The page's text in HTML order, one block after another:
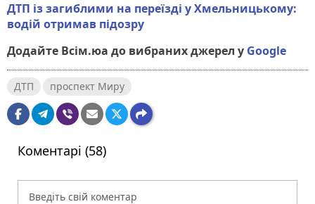
ДТП із загиблими на переїзді у Хмельницькому:
водій отримав підозру
Додайте Всім.юа до вибраних джерел у Google
ДТП проспект Миру
Коментарі (58)